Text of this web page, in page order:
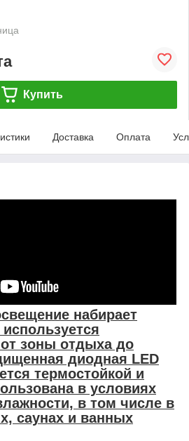
Купить
Доставка Оплата
набирает
зоны отдыха до
диодная LED
термостойкой и
в условиях
в том числе в
саунах и ванных